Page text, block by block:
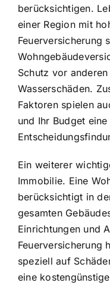
berücksichtigen.
einer Region mit
Feuerversicherung
Schutz vor
Wasserschäden.
Faktoren spielen
und Ihr Budget
Ein weiterer
Immobilie. Eine
berücksichtigt in
gesamten
Einrichtungen und
Feuerversicherung
speziell auf
eine